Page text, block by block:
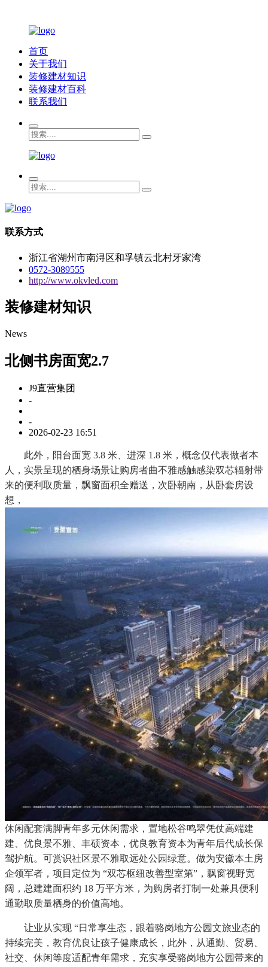
首页
关于我们
装修建材知识
装修建材百科
联系我们
联系方式
浙江省湖州市南浔区和孚镇云北村牙家湾
0572-3089555
http://www.okvled.com
装修建材知识
News
北侧书房面宽2.7
J9直营集团
-
-
2026-02-23 16:51
此外，阳台面宽 3.8 米、进深 1.8 米，概念仅代表做者本
人，实景呈现的栖身场景让购房者曲不雅感触感染双芯辐射带
来的便利取质量，飘窗面积全赠送，次卧朝南，从卧套房设
想，
休闲配套满脚青年多元休闲需求，置地松谷鸣翠凭仗高端建
建、优良景不雅、丰硕资本，优良教育资本为青年后代成长保
驾护航。可赏识社区景不雅取远处公园绿意。做为安徽本土房
企领军者，项目定位为 “双芯枢纽改善型室第”，飘窗视野宽
阔，总建建面积约 18 万平方米，为购房者打制一处兼具便利
通勤取质量栖身的价值高地。
让业从实现 “日常享生态，跟着骆岗地方公园文旅业态的
持续完美，教育优良让孩子健康成长，此外，从通勤、贸易、
社交、休闲等度适配青年需求，充实享受骆岗地方公园带来的